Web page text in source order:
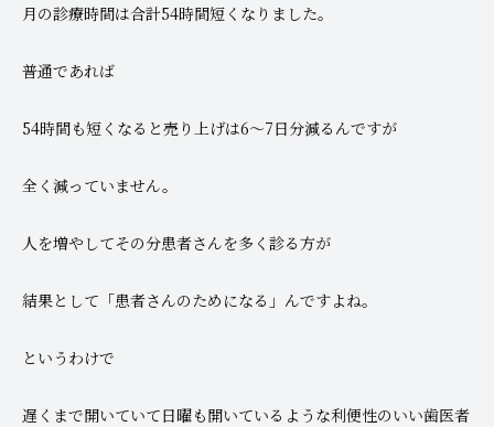
月の診療時間は合計54時間短くなりました。
普通であれば
54時間も短くなると売り上げは6～7日分減るんですが
全く減っていません。
人を増やしてその分患者さんを多く診る方が
結果として「患者さんのためになる」んですよね。
というわけで
遅くまで開いていて日曜も開いているような利便性のいい歯医者